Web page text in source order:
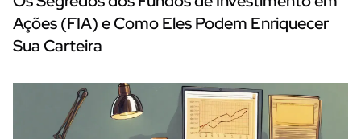
Ações (FIA) e Como Eles Podem Enriquecer
Sua Carteira